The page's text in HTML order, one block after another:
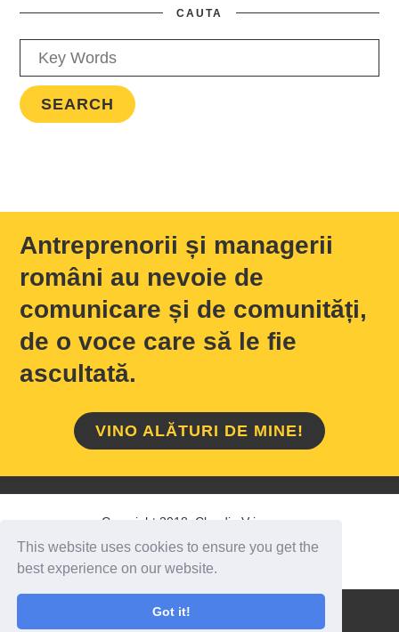
This website uses cookies to ensure you get the
best experience on our website.
Got it!
CAUTA
Antreprenorii și managerii
români au nevoie de
comunicare și de comunități,
de o voce care să le fie
ascultată.
VINO ALĂTURI DE MINE!
Copyright 2018 Claudiu Vrinceanu
HOME / DESPRE MINE CONTACT